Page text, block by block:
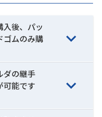
入後、パッ
ゴムのみ購
ダの継手
可能です